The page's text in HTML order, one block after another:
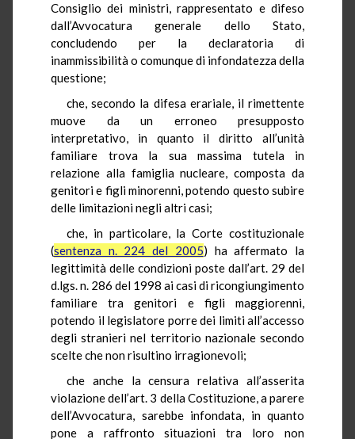
Consiglio dei ministri, rappresentato e difeso
dall’Avvocatura generale dello Stato,
concludendo per la declaratoria di
inammissibilità o comunque di infondatezza della
questione;
che, secondo la difesa erariale, il rimettente
muove da un erroneo presupposto
interpretativo, in quanto il diritto all’unità
familiare trova la sua massima tutela in
relazione alla famiglia nucleare, composta da
genitori e figli minorenni, potendo questo subire
delle limitazioni negli altri casi;
che, in particolare, la Corte costituzionale
(sentenza n. 224 del 2005) ha affermato la
legittimità delle condizioni poste dall’art. 29 del
d.lgs. n. 286 del 1998 ai casi di ricongiungimento
familiare tra genitori e figli maggiorenni,
potendo il legislatore porre dei limiti all’accesso
degli stranieri nel territorio nazionale secondo
scelte che non risultino irragionevoli;
che anche la censura relativa all’asserita
violazione dell’art. 3 della Costituzione, a parere
dell’Avvocatura, sarebbe infondata, in quanto
pone a raffronto situazioni tra loro non